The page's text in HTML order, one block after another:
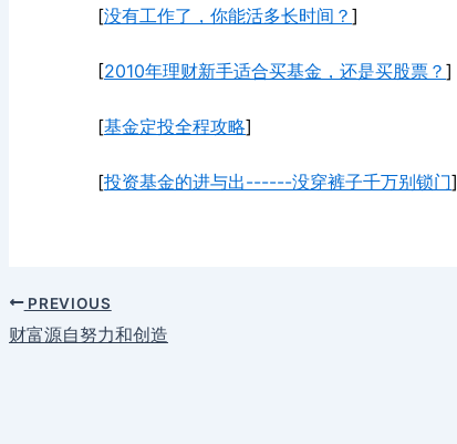
[没有工作了，你能活多长时间？ ]
[2010年理财新手适合买基金，还是买股票？ ]
[基金定投全程攻略]
[投资基金的进与出------没穿裤子千万别锁门]
PREVIOUS
财富源自努力和创造